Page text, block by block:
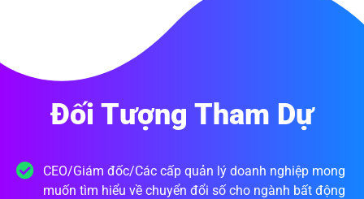
Đối Tượng Tham Dự
CEO/Giám đốc/Các cấp quản lý doanh nghiệp mong
muốn tìm hiểu về chuyển đổi số cho ngành bất động